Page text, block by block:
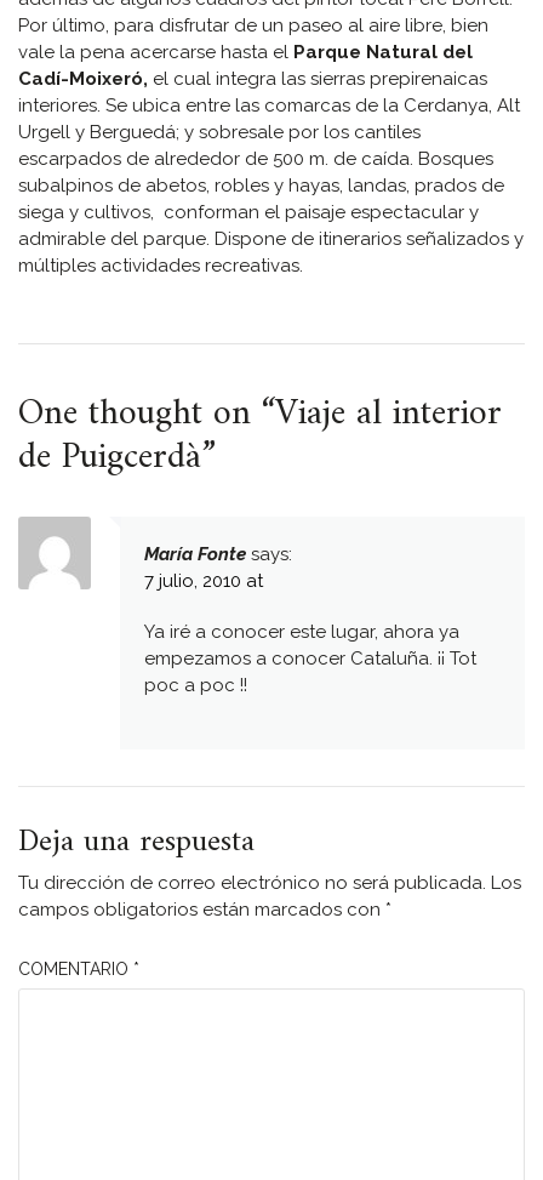
Por último, para disfrutar de un paseo al aire libre, bien
vale la pena acercarse hasta el Parque Natural del
Cadí-Moixeró, el cual integra las sierras prepirenaicas
interiores. Se ubica entre las comarcas de la Cerdanya, Alt
Urgell y Berguedá; y sobresale por los cantiles
escarpados de alrededor de 500 m. de caída. Bosques
subalpinos de abetos, robles y hayas, landas, prados de
siega y cultivos, conforman el paisaje espectacular y
admirable del parque. Dispone de itinerarios señalizados y
múltiples actividades recreativas.
One thought on “Viaje al interior
de Puigcerdà”
María Fonte says:
7 julio, 2010 at
Ya iré a conocer este lugar, ahora ya
empezamos a conocer Cataluña. ¡¡ Tot
poc a poc !!
Deja una respuesta
Tu dirección de correo electrónico no será publicada. Los
campos obligatorios están marcados con *
COMENTARIO *